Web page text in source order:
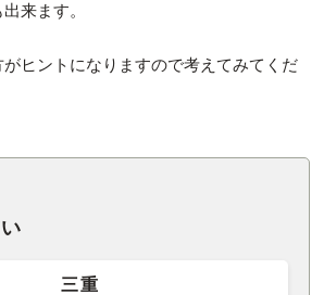
来ます。
ヒントになりますので考えてみてくだ
三重